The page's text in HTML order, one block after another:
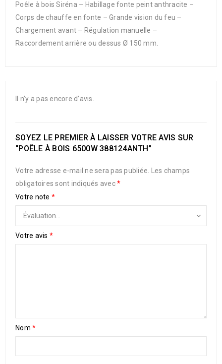
Poêle à bois Siréna – Habillage fonte peint anthracite –
Corps de chauffe en fonte – Grande vision du feu –
Chargement avant – Régulation manuelle –
Raccordement arrière ou dessus Ø 150 mm.
Il n’y a pas encore d’avis.
SOYEZ LE PREMIER À LAISSER VOTRE AVIS SUR
“POÊLE À BOIS 6500W 388124ANTH”
Votre adresse e-mail ne sera pas publiée.
Les champs
obligatoires sont indiqués avec*
Votre note *
Votre avis *
Nom *